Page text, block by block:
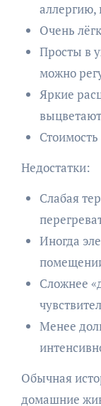
Очень
Просты в
можно
Яркие
Недостатки:
Слабая
Иногда
Сложнее
Менее
Обычная
домашние